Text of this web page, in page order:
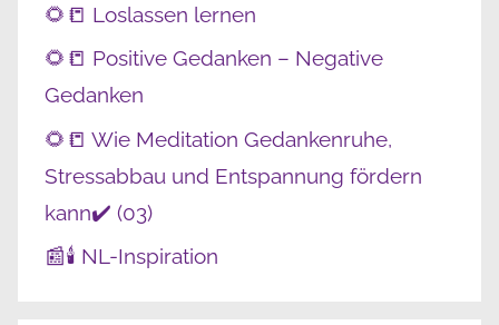
🌻📒 Loslassen lernen
🌻📒 Positive Gedanken – Negative
Gedanken
🌻📒 Wie Meditation Gedankenruhe,
Stressabbau und Entspannung fördern
kann✔️ (03)
📰🕯️ NL-Inspiration